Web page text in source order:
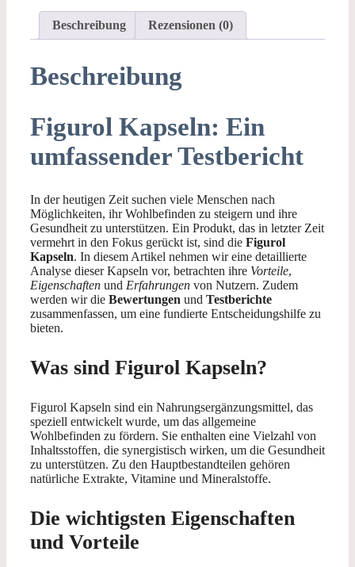
Beschreibung Rezensionen (0)
Beschreibung
Figurol Kapseln: Ein
umfassender Testbericht
In der heutigen Zeit suchen viele Menschen nach
Möglichkeiten, ihr Wohlbefinden zu steigern und ihre
Gesundheit zu unterstützen. Ein Produkt, das in letzter Zeit
vermehrt in den Fokus gerückt ist, sind die Figurol
Kapseln. In diesem Artikel nehmen wir eine detaillierte
Analyse dieser Kapseln vor, betrachten ihre Vorteile,
Eigenschaften und Erfahrungen von Nutzern. Zudem
werden wir die Bewertungen und Testberichte
zusammenfassen, um eine fundierte Entscheidungshilfe zu
bieten.
Was sind Figurol Kapseln?
Figurol Kapseln sind ein Nahrungsergänzungsmittel, das
speziell entwickelt wurde, um das allgemeine
Wohlbefinden zu fördern. Sie enthalten eine Vielzahl von
Inhaltsstoffen, die synergistisch wirken, um die Gesundheit
zu unterstützen. Zu den Hauptbestandteilen gehören
natürliche Extrakte, Vitamine und Mineralstoffe.
Die wichtigsten Eigenschaften
und Vorteile